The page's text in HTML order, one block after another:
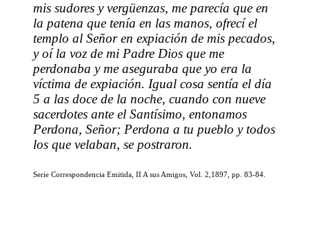
mis sudores y vergüenzas, me parecía que en
la patena que tenía en las manos, ofrecí el
templo al Señor en expiación de mis pecados,
y oí la voz de mi Padre Dios que me
perdonaba y me aseguraba que yo era la
víctima de expiación. Igual cosa sentía el día
5 a las doce de la noche, cuando con nueve
sacerdotes ante el Santísimo, entonamos
Perdona, Señor; Perdona a tu pueblo y todos
los que velaban, se postraron.
Serie Correspondencia Emitida, II A sus Amigos, Vol. 2,1897, pp. 83-84.